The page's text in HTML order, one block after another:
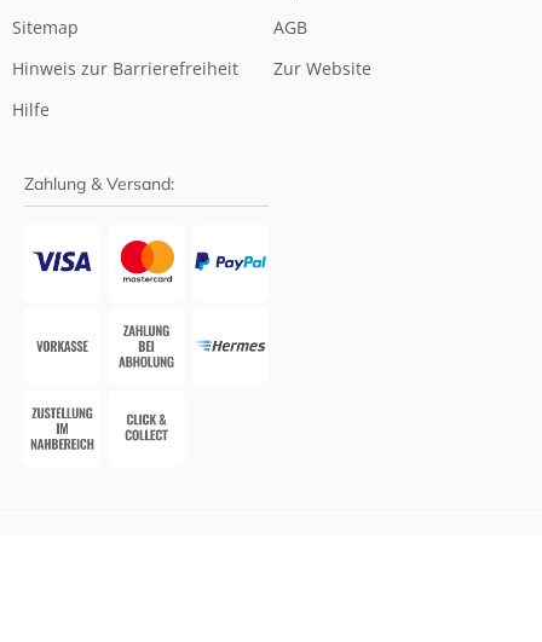
Sitemap
Hinweis zur Barrierefreiheit
Hilfe
AGB
Zur Website
Zahlung & Versand: